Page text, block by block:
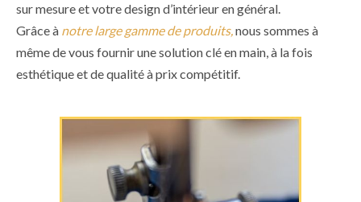
sur mesure et votre design d’intérieur en général.
Grâce à notre large gamme de produits,nous sommes à
même de vous fournir une solution clé en main, à la fois
esthétique et de qualité à prix compétitif.